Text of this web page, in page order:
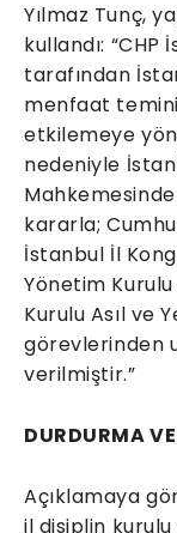
Yılmaz Tunç,
kullandı:
tarafından
menfaat
etkilemeye
nedeniyle
kararla;
İstanbul İl
Yönetim
Kurulu Asıl ve
görevlerinden
verilmiştir.”
DURDURMA
Açıklamaya
il disiplin